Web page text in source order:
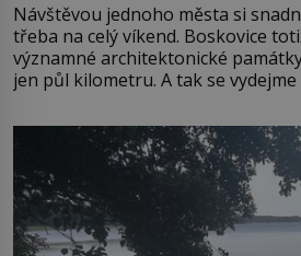
Návštěvou jednoho města si
třeba na celý víkend. Boskovice
významné architektonické
jen půl kilometru. A tak se
Boskovice na okraji Drahanské
ve13. století, a už v roce 1313